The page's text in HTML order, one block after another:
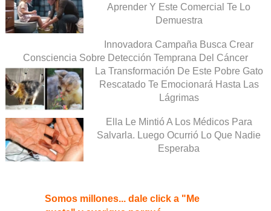
Aprender Y Este Comercial Te Lo
Demuestra
Innovadora Campaña Busca Crear
Consciencia Sobre Detección Temprana Del Cáncer
La Transformación De Este Pobre Gato
Rescatado Te Emocionará Hasta Las
Lágrimas
Ella Le Mintió A Los Médicos Para
Salvarla. Luego Ocurrió Lo Que Nadie
Esperaba
Somos millones... dale click a "Me